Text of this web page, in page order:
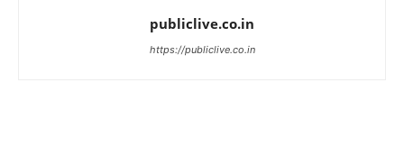
publiclive.co.in
https://publiclive.co.in